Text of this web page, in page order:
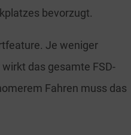
bevorzugt.
Je weniger
das gesamte FSD-
Fahren muss das